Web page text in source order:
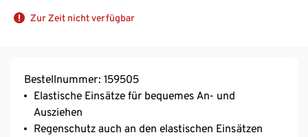
Zur Zeit nicht verfügbar
Bestellnummer: 159505
Elastische Einsätze für bequemes An- und
Ausziehen
Regenschutz auch an den elastischen Einsätzen